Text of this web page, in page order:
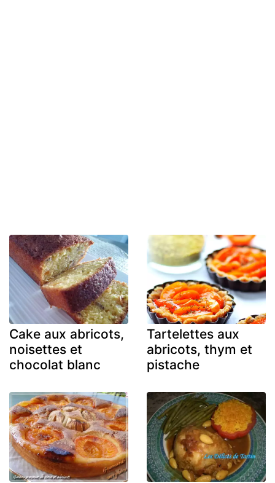
Cake aux abricots,
noisettes et
chocolat blanc
Tartelettes aux
abricots, thym et
pistache